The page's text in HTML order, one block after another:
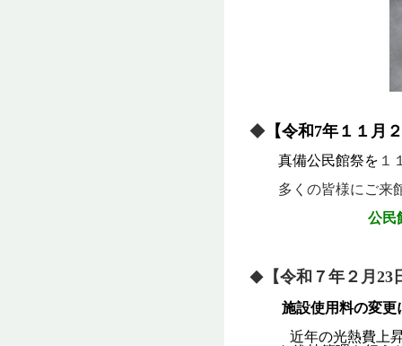
◆ 【令和7年１１月
真備公民館祭を １
多くの皆様にご来館
公民
◆ 【令和７年２月23
施設使用料の変更
近年の光熱費上